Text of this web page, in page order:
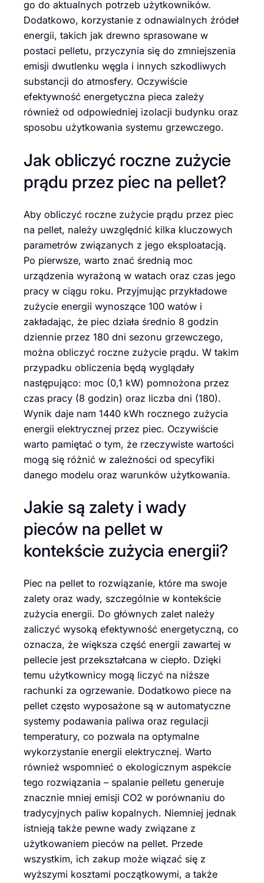
go do aktualnych potrzeb użytkowników.
Dodatkowo, korzystanie z odnawialnych źródeł
energii, takich jak drewno sprasowane w
postaci pelletu, przyczynia się do zmniejszenia
emisji dwutlenku węgla i innych szkodliwych
substancji do atmosfery. Oczywiście
efektywność energetyczna pieca zależy
również od odpowiedniej izolacji budynku oraz
sposobu użytkowania systemu grzewczego.
Jak obliczyć roczne zużycie
prądu przez piec na pellet?
Aby obliczyć roczne zużycie prądu przez piec
na pellet, należy uwzględnić kilka kluczowych
parametrów związanych z jego eksploatacją.
Po pierwsze, warto znać średnią moc
urządzenia wyrażoną w watach oraz czas jego
pracy w ciągu roku. Przyjmując przykładowe
zużycie energii wynoszące 100 watów i
zakładając, że piec działa średnio 8 godzin
dziennie przez 180 dni sezonu grzewczego,
można obliczyć roczne zużycie prądu. W takim
przypadku obliczenia będą wyglądały
następująco: moc (0,1 kW) pomnożona przez
czas pracy (8 godzin) oraz liczba dni (180).
Wynik daje nam 1440 kWh rocznego zużycia
energii elektrycznej przez piec. Oczywiście
warto pamiętać o tym, że rzeczywiste wartości
mogą się różnić w zależności od specyfiki
danego modelu oraz warunków użytkowania.
Jakie są zalety i wady
pieców na pellet w
kontekście zużycia energii?
Piec na pellet to rozwiązanie, które ma swoje
zalety oraz wady, szczególnie w kontekście
zużycia energii. Do głównych zalet należy
zaliczyć wysoką efektywność energetyczną, co
oznacza, że większa część energii zawartej w
pellecie jest przekształcana w ciepło. Dzięki
temu użytkownicy mogą liczyć na niższe
rachunki za ogrzewanie. Dodatkowo piece na
pellet często wyposażone są w automatyczne
systemy podawania paliwa oraz regulacji
temperatury, co pozwala na optymalne
wykorzystanie energii elektrycznej. Warto
również wspomnieć o ekologicznym aspekcie
tego rozwiązania – spalanie pelletu generuje
znacznie mniej emisji CO2 w porównaniu do
tradycyjnych paliw kopalnych. Niemniej jednak
istnieją także pewne wady związane z
użytkowaniem pieców na pellet. Przede
wszystkim, ich zakup może wiązać się z
wyższymi kosztami początkowymi, a także